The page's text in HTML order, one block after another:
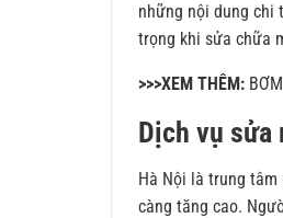
những nội dung chi
trọng khi sửa chữa
>>>XEM THÊM:
Dịch vụ sửa
Hà Nội là trung
càng tăng cao.